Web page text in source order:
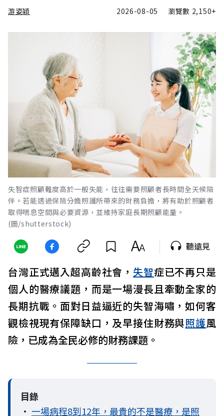
游姿穎 2026-08-05 瀏覽數 2,150+
失智症照顧難度高於一般失能，往往需要照顧者長時間全天候陪
伴。若能透過保險分擔照護所帶來的財務負擔，將有助於照顧者
取得喘息空間與必要資源，並維持家庭長期照顧能量。
(圖/shutterstock)
聽遠見
台灣正式邁入超高齡社會， 失智症已不再只是
個人的醫療議題，而是一場漫長且牽動全家的
長期抗戰。面對日益逼近的失智海嘯，如何客
觀檢視現有保障缺口，及早接住財務與照護風
險，已成為全民必修的財務課題。
目錄
• 一場病程8到12年，最貴的不是醫療，是照